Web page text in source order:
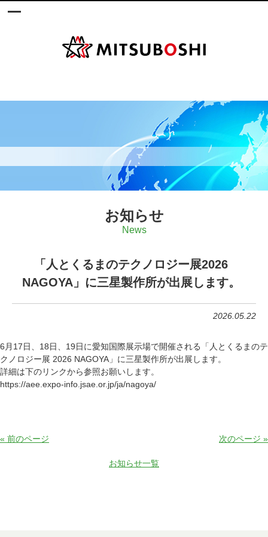
お知らせ
News
「人とくるまのテクノロジー展2026
NAGOYA」に三星製作所が出展します。
2026.05.22
6月17日、18日、19日に愛知国際展示場で開催される「人とくるまのテ
クノロジー展 2026 NAGOYA」に三星製作所が出展します。
詳細は下のリンクから参照お願いします。
https://aee.expo-info.jsae.or.jp/ja/nagoya/
« 前のページ 次のページ »
お知らせ一覧